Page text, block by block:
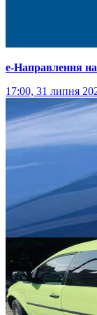
е-Направлення
17:00, 31 липня